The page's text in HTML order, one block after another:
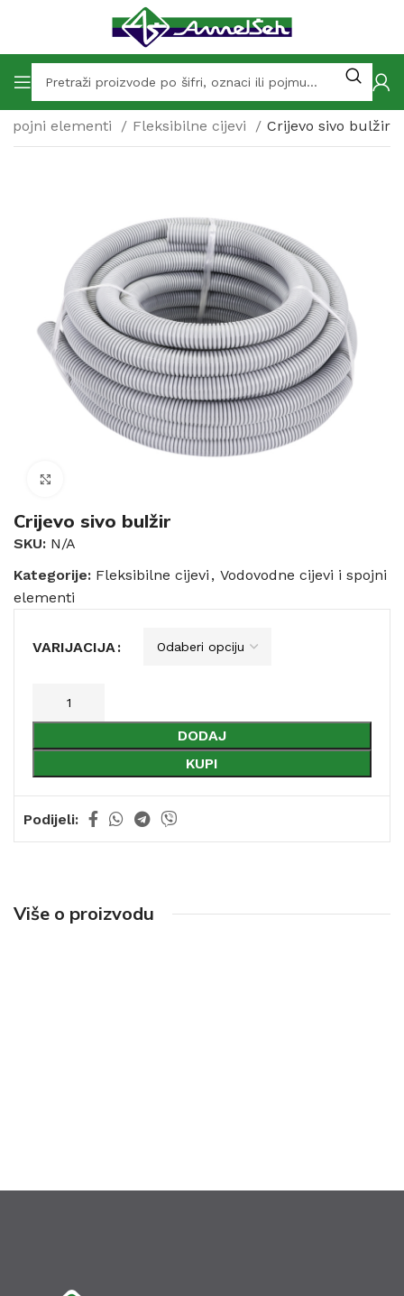
spojni elementi Fleksibilne cijevi Crijevo sivo bulžir
Crijevo sivo bulžir
SKU: N/A
Kategorije: Fleksibilne cijevi , Vodovodne cijevi i spojni
elementi
VARIJACIJA
DODAJ
KUPI
Podijeli:
Više o proizvodu